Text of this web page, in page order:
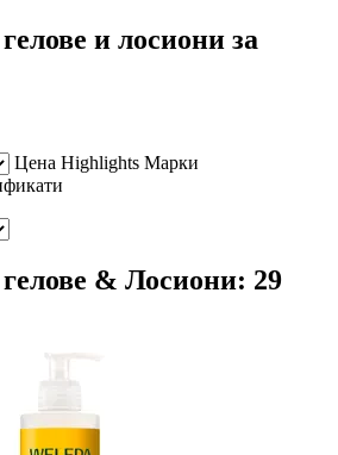
и лосиони за
Цена Highlights Марки
& Лосиони: 29